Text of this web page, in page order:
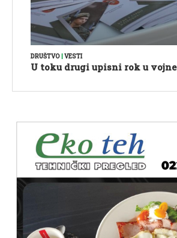
DRUŠTVO|VESTI
U toku drugi upisni rok u